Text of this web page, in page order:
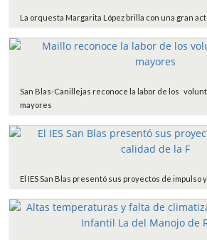
La orquesta Margarita López brilla con una gran
San Blas-Canillejas reconoce la labor de los
mayores
El IES San Blas presentó sus proyectos de impulso y